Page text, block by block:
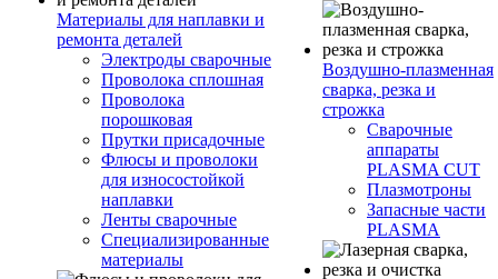
Материалы для наплавки и
ремонта деталей
Электроды сварочные
Проволока сплошная
Проволока
порошковая
Прутки присадочные
Флюсы и проволоки
для износостойкой
наплавки
Ленты сварочные
Специализированные
материалы
Воздушно-плазменная
сварка, резка и
строжка
Сварочные
аппараты
PLASMA CUT
Плазмотроны
Запасные части
PLASMA